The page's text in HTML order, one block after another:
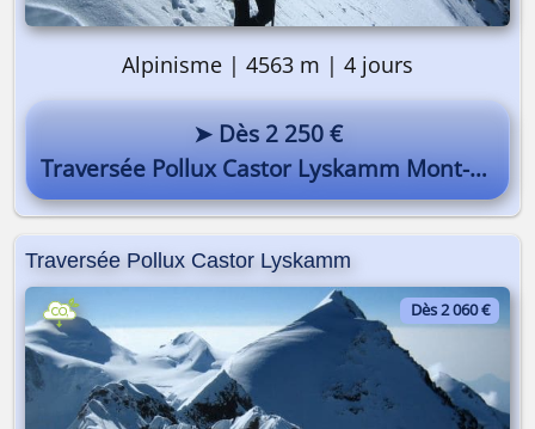
Alpinisme | 4563 m | 4 jours
➤ Dès 2 250 €
Traversée Pollux Castor Lyskamm Mont-Rose
Traversée Pollux Castor Lyskamm
Dès 2 060 €